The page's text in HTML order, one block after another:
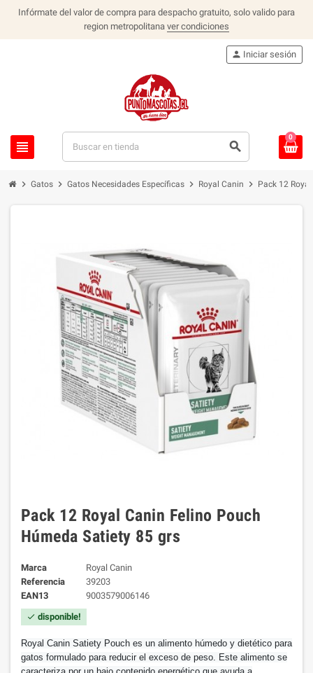
Infórmate del valor de compra para despacho gratuito, solo valido para
region metropolitana ver condiciones
view_headline search
person Iniciar sesión
0
chevron_right Gatos chevron_right Gatos Necesidades Específicas chevron_right Royal Canin chevron_right Pack 12
Pack 12 Royal Canin Felino Pouch
Húmeda Satiety 85 grs
Marca
Royal Canin
Referencia
39203
EAN13
9003579006146
check disponible!
Royal Canin Satiety Pouch es un alimento húmedo y dietético para
gatos formulado para reducir el exceso de peso. Este alimento se